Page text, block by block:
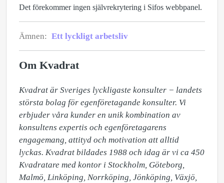
Det förekommer ingen självrekrytering i Sifos webbpanel.
Ämnen: Ett lyckligt arbetsliv
Om Kvadrat
Kvadrat är Sveriges lyckligaste konsulter − landets
största bolag för egenföretagande konsulter. Vi
erbjuder våra kunder en unik kombination av
konsultens expertis och egenföretagarens
engagemang, attityd och motivation att alltid
lyckas. Kvadrat bildades 1988 och idag är vi ca 450
Kvadratare med kontor i Stockholm, Göteborg,
Malmö, Linköping, Norrköping, Jönköping, Växjö,